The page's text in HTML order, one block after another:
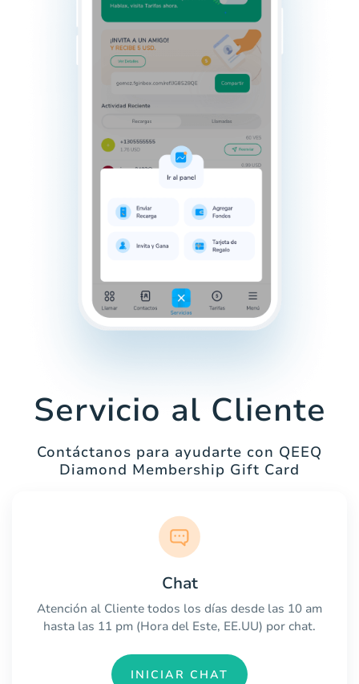
Servicio al Cliente
Contáctanos para ayudarte con QEEQ
Diamond Membership Gift Card
Chat
Atención al Cliente todos los días desde las 10 am
hasta las 11 pm (Hora del Este, EE.UU) por chat.
INICIAR CHAT